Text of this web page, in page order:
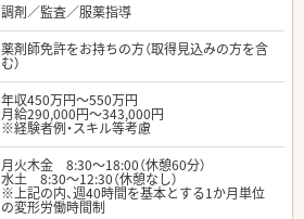
調剤／監査／服薬指導
薬剤師免許をお持ちの方（取得見込みの方を含
む）
年収450万円～550万円
月給290,000円～343,000円
※経験者例・スキル等考慮
月火木金 8:30～18:00（休憩60分）
水土 8:30～12:30（休憩なし）
※上記の内、週40時間を基本とする1か月単位
の変形労働時間制